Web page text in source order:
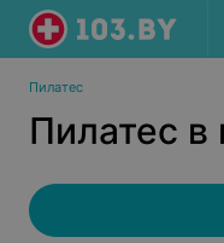
Пилатес
Пилатес